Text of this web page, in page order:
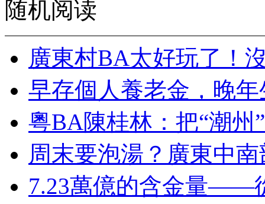
随机阅读
廣東村BA太好玩了！
早存個人養老金，晚
粵BA陳桂林：把“潮州
周末要泡湯？廣東中
7.23萬億的含金量——